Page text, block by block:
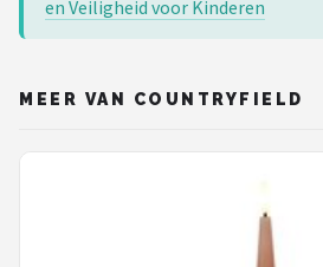
en Veiligheid voor Kinderen
MEER VAN COUNTRYFIELD